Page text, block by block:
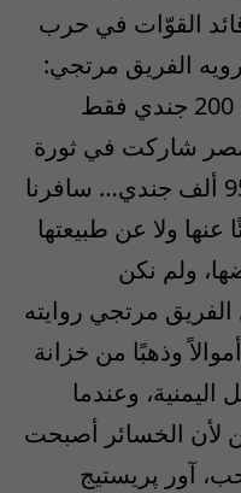
حرب 67، وهو قائد القوّات في حرب
الفريق مرتجي:
“كان من المفترض أن نرسل 200 جندي فقط
شاركت في ثورة
اليمن. لكن العدد وصل إلي 95 ألف جندي… سافرنا
ولا عن طبيعتها
ولم نكن
مرتجي روايته
وذهبًا من خزانة
اليمنية، وعندما
لأن الخسائر أصبحت
آور پريستيج